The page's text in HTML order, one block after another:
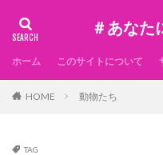
＃あなた
ホーム このサイトについて
HOME 動物たち
TAG